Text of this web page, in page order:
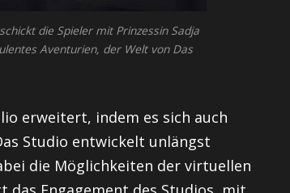
die Spieler mit Prinzessin Sadja
Aventurien, der Welt von Das
erweitert, indem es sich auch
Studio entwickelt unlängst
die Möglichkeiten der virtuellen